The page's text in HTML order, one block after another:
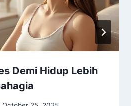
Demi Hidup Lebih